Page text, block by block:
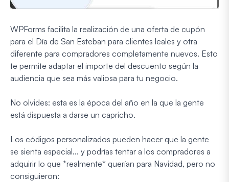
WPForms facilita la realización de una oferta de cupón
para el Día de San Esteban para clientes leales y otra
diferente para compradores completamente nuevos. Esto
te permite adaptar el importe del descuento según la
audiencia que sea más valiosa para tu negocio.
No olvides: esta es la época del año en la que la gente
está dispuesta a darse un capricho.
Los códigos personalizados pueden hacer que la gente
se sienta especial... y podrías tentar a los compradores a
adquirir lo que *realmente* querían para Navidad, pero no
consiguieron: